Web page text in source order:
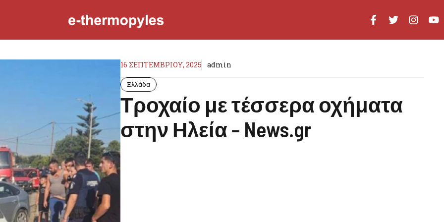
16 ΣΕΠΤΕΜΒΡΊΟΥ, 2025 admin
Ελλάδα
Τροχαίο με τέσσερα οχήματα
στην Ηλεία – News.gr